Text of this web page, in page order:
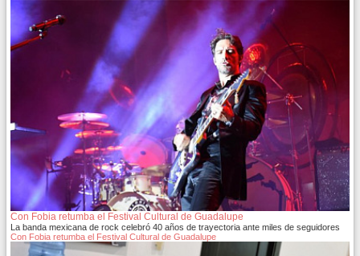
Con Fobia retumba el Festival Cultural de Guadalupe
La banda mexicana de rock celebró 40 años de trayectoria ante miles de seguidores
Con Fobia retumba el Festival Cultural de Guadalupe